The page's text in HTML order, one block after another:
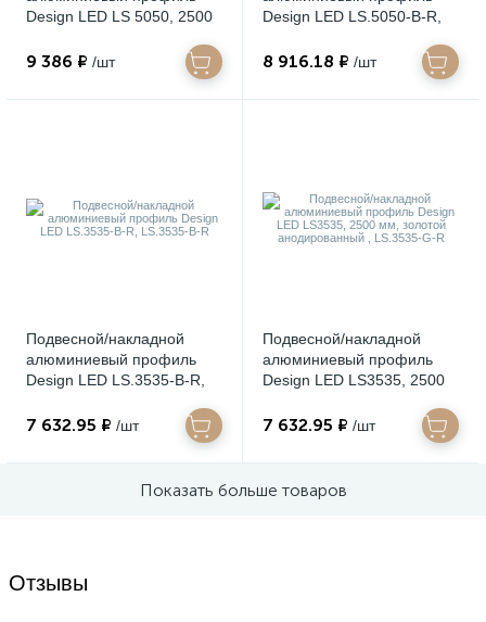
Design LED LS 5050, 2500
LS.5050-R
9 386 ₽ /шт
Design LED LS.5050-B-R,
8 916.18 ₽ /шт
Подвесной/накладной
алюминиевый профиль
Design LED LS.3535-B-R,
7 632.95 ₽ /шт
Подвесной/накладной
алюминиевый профиль
Design LED LS3535, 2500
анодированный , LS.3535-
7 632.95 ₽ /шт
Показать больше товаров
Отзывы